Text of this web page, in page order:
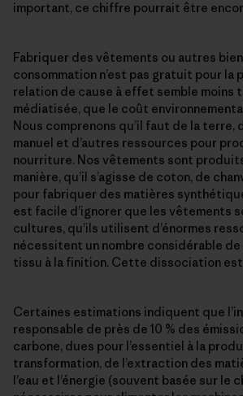
important, ce chiffre pourrait être
Fabriquer des vêtements ou autres
consommation n’est pas gratuit pour la
relation de cause à effet semble moins
médiatisée, que le coût
Nous comprenons qu’il faut de la terre,
manuel et d’autres ressources pour
nourriture. Nos vêtements sont
manière, qu’il s’agisse de coton, de
pour fabriquer des matières
est facile d’ignorer que les vêtements
cultures, qu’ils utilisent d’énormes
nécessitent un nombre considérable
tissu à la finition. Cette dissociation
Certaines estimations indiquent que
responsable de près de 10 % des
carbone, dues pour l’essentiel à la
transformation, de l’extraction des
l’eau et l’énergie (souvent basée sur le